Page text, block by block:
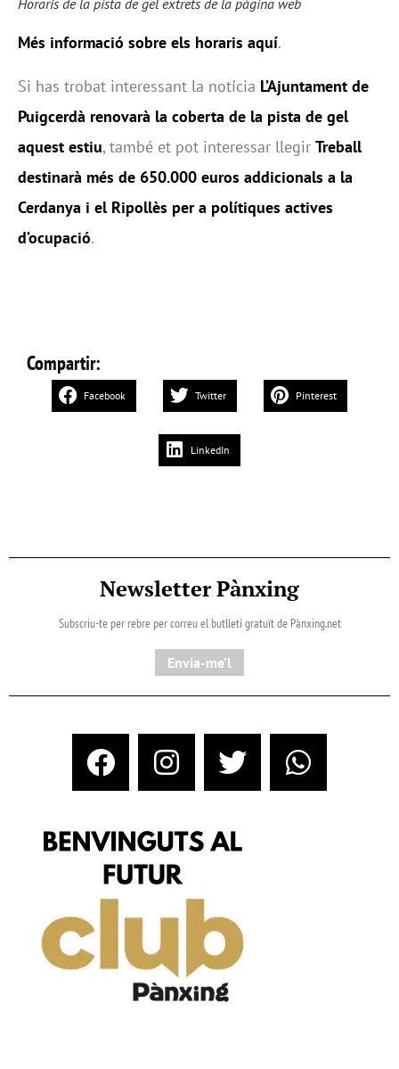
Horaris de la pista de gel extrets de la pàgina web
Més informació sobre els horaris aquí.
Si has trobat interessant la notícia L’Ajuntament de
Puigcerdà renovarà la coberta de la pista de gel
aquest estiu, també et pot interessar llegir Treball
destinarà més de 650.000 euros addicionals a la
Cerdanya i el Ripollès per a polítiques actives
d’ocupació.
Compartir:
Facebook Twitter Pinterest
LinkedIn
Newsletter Pànxing
Subscriu-te per rebre per correu el butlletí gratuït de Pànxing.net​
Envia-me'l